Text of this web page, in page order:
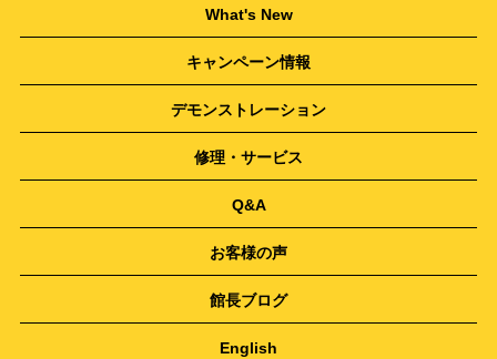
What's New
キャンペーン情報
デモンストレーション
修理・サービス
Q&A
お客様の声
館長ブログ
English